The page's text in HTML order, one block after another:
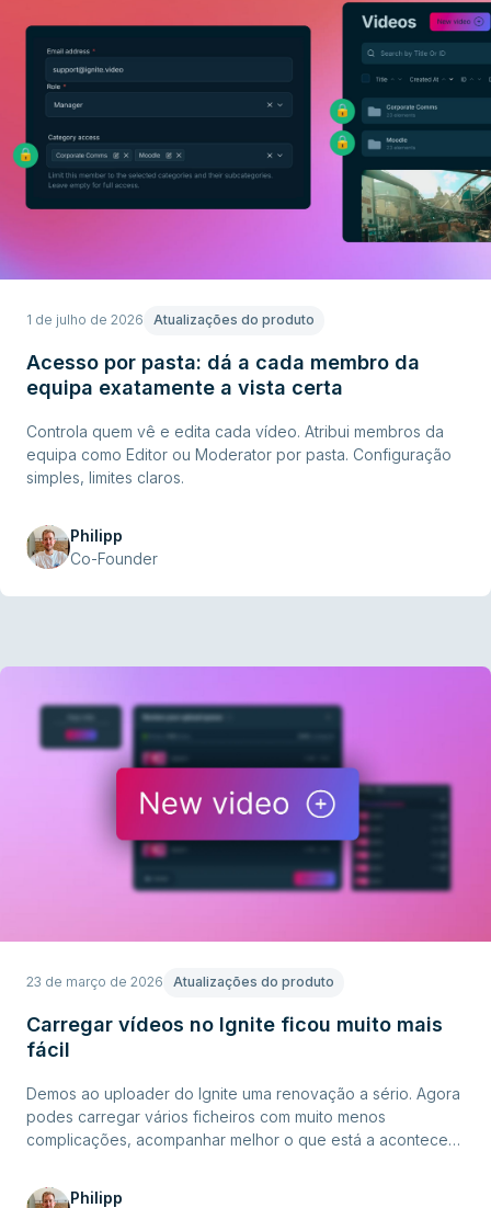
1 de julho de 2026 Atualizações do produto
Acesso por pasta: dá a cada membro da
equipa exatamente a vista certa
Controla quem vê e edita cada vídeo. Atribui membros da
equipa como Editor ou Moderator por pasta. Configuração
simples, limites claros.
Philipp
Co-Founder
23 de março de 2026 Atualizações do produto
Carregar vídeos no Ignite ficou muito mais
fácil
Demos ao uploader do Ignite uma renovação a sério. Agora
podes carregar vários ficheiros com muito menos
complicações, acompanhar melhor o que está a acontecer
Philipp